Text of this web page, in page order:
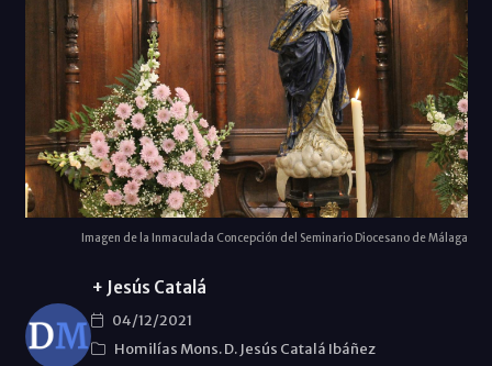
Imagen de la Inmaculada Concepción del Seminario Diocesano de Málaga
+ Jesús Catalá
04/12/2021
Homilías Mons. D. Jesús Catalá Ibáñez